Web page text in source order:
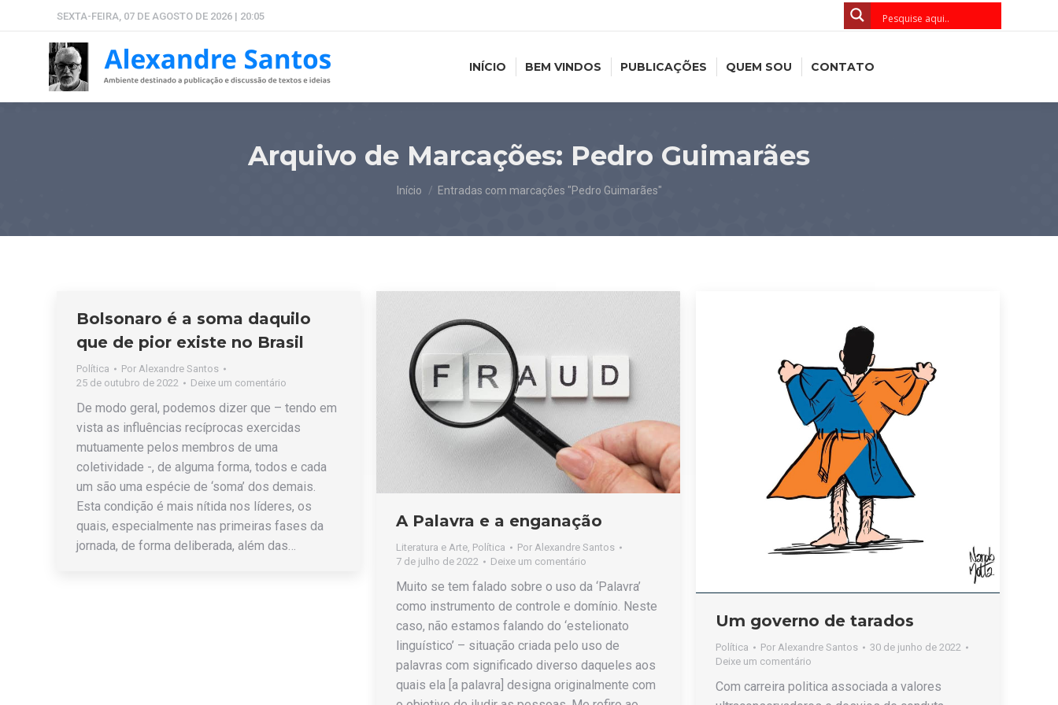
SEXTA-FEIRA, 07 DE AGOSTO DE 2026 | 20:05
INÍCIO BEM VINDOS PUBLICAÇÕES QUEM SOU CONTATO
Arquivo de Marcações: Pedro Guimarães
Você está aqui:
Início Entradas com marcações "Pedro Guimarães"
Bolsonaro é a soma daquilo
que de pior existe no Brasil
Política Por Alexandre Santos
25 de outubro de 2022
Deixe um comentário
De modo geral, podemos dizer que – tendo em
vista as influências recíprocas exercidas
mutuamente pelos membros de uma
coletividade -, de alguma forma, todos e cada
um são uma espécie de ‘soma’ dos demais.
Esta condição é mais nítida nos líderes, os
quais, especialmente nas primeiras fases da
jornada, de forma deliberada, além das…
A Palavra e a enganação
Literatura e Arte, Política Por Alexandre Santos
7 de julho de 2022
Deixe um comentário
Muito se tem falado sobre o uso da ‘Palavra’
como instrumento de controle e domínio. Neste
caso, não estamos falando do ‘estelionato
linguístico’ – situação criada pelo uso de
palavras com significado diverso daqueles aos
quais ela [a palavra] designa originalmente com
Um governo de tarados
Política Por Alexandre Santos
30 de junho de 2022
Deixe um comentário
Com carreira politica associada a valores